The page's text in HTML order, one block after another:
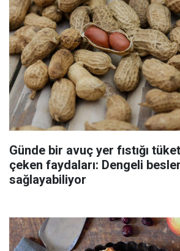
Günde bir avuç yer fıstığı
çeken faydaları: Dengeli
sağlayabiliyor